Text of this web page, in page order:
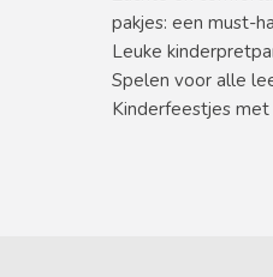
pakjes: een must-
Leuke
Spelen voor alle
Kinderfeestjes